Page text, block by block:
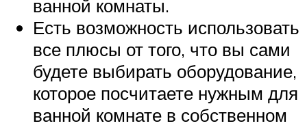
ванной комнаты.
Есть возможность использовать
все плюсы от того, что вы сами
будете выбирать оборудование,
которое посчитаете нужным для
ванной комнате в собственном